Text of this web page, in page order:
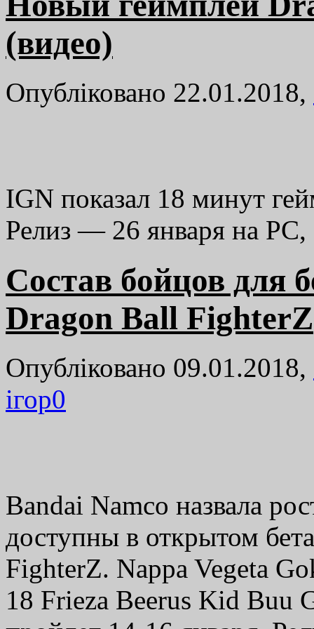
(видео)
Опубліковано 22.01.2018,
IGN показал 18 минут
Релиз — 26 января на
Состав бойцов для
Dragon Ball FighterZ
Опубліковано 09.01.2018,
ігор0
Bandai Namco назвала
доступны в открытом
FighterZ. Nappa Vegeta
18 Frieza Beerus Kid Buu